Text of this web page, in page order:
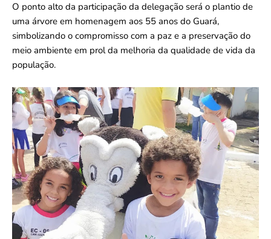
O ponto alto da participação da delegação será o plantio de
uma árvore em homenagem aos 55 anos do Guará,
simbolizando o compromisso com a paz e a preservação do
meio ambiente em prol da melhoria da qualidade de vida da
população.